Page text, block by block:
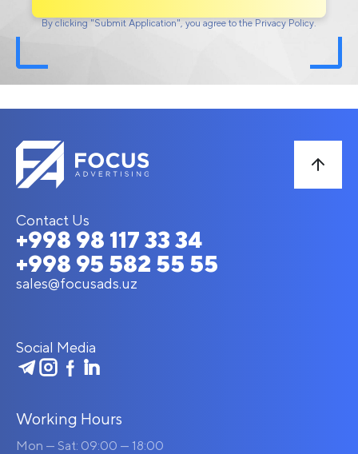
By clicking "Submit Application", you agree to the Privacy Policy.
Contact Us
+998 98 117 33 34
+998 95 582 55 55
sales@focusads.uz
Social Media
Working Hours
Mon — Sat: 09:00 — 18:00